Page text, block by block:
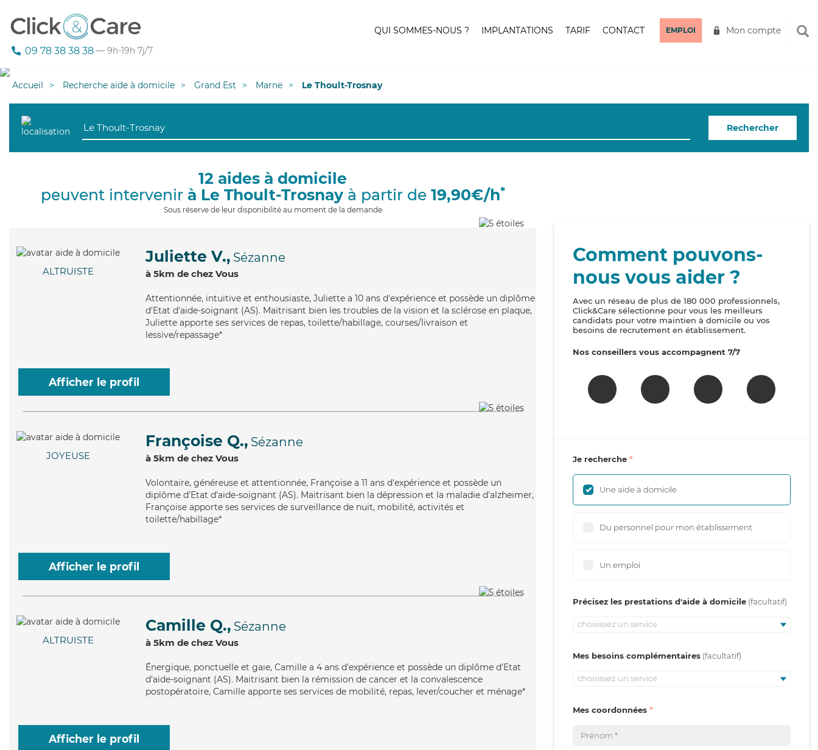
09 78 38 38 38 — 9h-19h 7j/7
QUI SOMMES-NOUS ? IMPLANTATIONS TARIF CONTACT EMPLOI Mon compte
Accueil Recherche aide à domicile Grand Est Marne Le Thoult-Trosnay
Rechercher
12 aides à domicile
peuvent intervenir à Le Thoult-Trosnayà partir de 19,90€/h*
Sous réserve de leur disponibilité au moment de la demande
ALTRUISTE
Juliette V., Sézanne
à 5km de chez Vous
Attentionnée, intuitive et enthousiaste, Juliette a 10 ans d'expérience et possède un diplôme
d'Etat d'aide-soignant (AS). Maitrisant bien les troubles de la vision et la sclérose en plaque,
Juliette apporte ses services de repas, toilette/habillage, courses/livraison et
lessive/repassage*
Afficher le profil
JOYEUSE
Françoise Q., Sézanne
à 5km de chez Vous
Volontaire, généreuse et attentionnée, Françoise a 11 ans d'expérience et possède un
diplôme d'Etat d'aide-soignant (AS). Maitrisant bien la dépression et la maladie d'alzheimer,
Françoise apporte ses services de surveillance de nuit, mobilité, activités et
toilette/habillage*
Afficher le profil
ALTRUISTE
Camille Q., Sézanne
à 5km de chez Vous
Énergique, ponctuelle et gaie, Camille a 4 ans d'expérience et possède un diplôme d'Etat
d'aide-soignant (AS). Maitrisant bien la rémission de cancer et la convalescence
postopératoire, Camille apporte ses services de mobilité, repas, lever/coucher et ménage*
Afficher le profil
Comment pouvons-
nous vous aider ?
Avec un réseau de plus de 180 000 professionnels,
Click&Care sélectionne pour vous les meilleurs
candidats pour votre maintien à domicile ou vos
besoins de recrutement en établissement.
Nos conseillers vous accompagnent 7/7
Je recherche
Une aide à domicile
Du personnel pour mon établissement
Un emploi
Précisez les prestations d'aide à domicile
choisissez un service
Mes besoins complémentaires
choisissez un service
Mes coordonnées